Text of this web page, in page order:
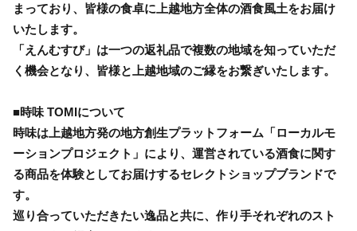
まっており、皆様の食卓に上越地方全体の酒食風土をお届け
いたします。
「えんむすび」は一つの返礼品で複数の地域を知っていただ
く機会となり、皆様と上越地域のご縁をお繋ぎいたします。
■時味 TOMIについて
時味は上越地方発の地方創生プラットフォーム「ローカルモ
ーションプロジェクト」により、運営されている酒食に関す
る商品を体験としてお届けするセレクトショップブランドで
す。
巡り合っていただきたい逸品と共に、作り手それぞれのスト